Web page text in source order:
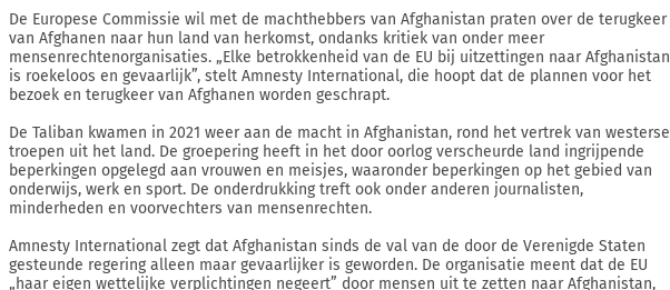
De Europese Commissie wil met de machthebbers van Afghanistan praten over de terugkeer
van Afghanen naar hun land van herkomst, ondanks kritiek van onder meer
mensenrechtenorganisaties. „Elke betrokkenheid van de EU bij uitzettingen naar Afghanistan
is roekeloos en gevaarlijk”, stelt Amnesty International, die hoopt dat de plannen voor het
bezoek en terugkeer van Afghanen worden geschrapt.
De Taliban kwamen in 2021 weer aan de macht in Afghanistan, rond het vertrek van westerse
troepen uit het land. De groepering heeft in het door oorlog verscheurde land ingrijpende
beperkingen opgelegd aan vrouwen en meisjes, waaronder beperkingen op het gebied van
onderwijs, werk en sport. De onderdrukking treft ook onder anderen journalisten,
minderheden en voorvechters van mensenrechten.
Amnesty International zegt dat Afghanistan sinds de val van de door de Verenigde Staten
gesteunde regering alleen maar gevaarlijker is geworden. De organisatie meent dat de EU
„haar eigen wettelijke verplichtingen negeert” door mensen uit te zetten naar Afghanistan,